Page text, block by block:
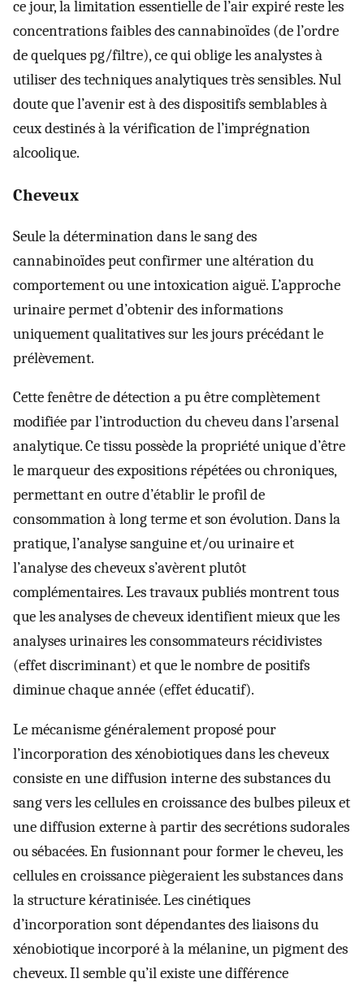
ce jour, la limitation essentielle de l’air expiré reste les
concentrations faibles des cannabinoïdes (de l’ordre
de quelques pg/filtre), ce qui oblige les analystes à
utiliser des techniques analytiques très sensibles. Nul
doute que l’avenir est à des dispositifs semblables à
ceux destinés à la vérification de l’imprégnation
alcoolique.
Cheveux
Seule la détermination dans le sang des
cannabinoïdes peut confirmer une altération du
comportement ou une intoxication aiguë. L’approche
urinaire permet d’obtenir des informations
uniquement qualitatives sur les jours précédant le
prélèvement.
Cette fenêtre de détection a pu être complètement
modifiée par l’introduction du cheveu dans l’arsenal
analytique. Ce tissu possède la propriété unique d’être
le marqueur des expositions répétées ou chroniques,
permettant en outre d’établir le profil de
consommation à long terme et son évolution. Dans la
pratique, l’analyse sanguine et/ou urinaire et
l’analyse des cheveux s’avèrent plutôt
complémentaires. Les travaux publiés montrent tous
que les analyses de cheveux identifient mieux que les
analyses urinaires les consommateurs récidivistes
(effet discriminant) et que le nombre de positifs
diminue chaque année (effet éducatif).
Le mécanisme généralement proposé pour
l’incorporation des xénobiotiques dans les cheveux
consiste en une diffusion interne des substances du
sang vers les cellules en croissance des bulbes pileux et
une diffusion externe à partir des secrétions sudorales
ou sébacées. En fusionnant pour former le cheveu, les
cellules en croissance piègeraient les substances dans
la structure kératinisée. Les cinétiques
d’incorporation sont dépendantes des liaisons du
xénobiotique incorporé à la mélanine, un pigment des
cheveux. Il semble qu’il existe une différence